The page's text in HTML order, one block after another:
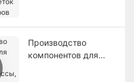
Производство
компонентов для